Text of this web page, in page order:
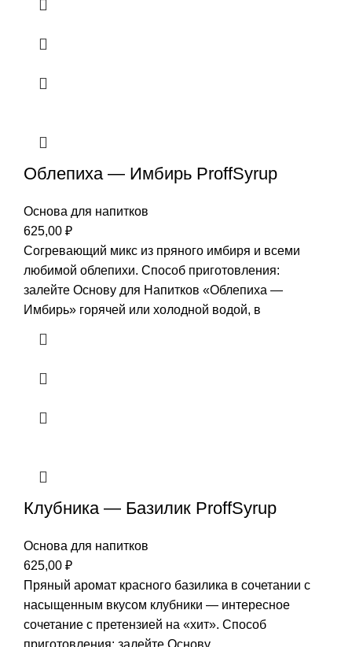
Облепиха — Имбирь ProffSyrup
Основа для напитков
625,00 ₽
Согревающий микс из пряного имбиря и всеми
любимой облепихи. Способ приготовления:
залейте Основу для Напитков «Облепиха —
Имбирь» горячей или холодной водой, в
Клубника — Базилик ProffSyrup
Основа для напитков
625,00 ₽
Пряный аромат красного базилика в сочетании с
насыщенным вкусом клубники — интересное
сочетание с претензией на «хит». Способ
приготовления: залейте Основу